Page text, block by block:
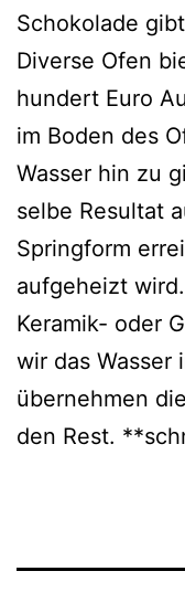
Schokolade
Diverse Ofen
hundert Euro
im Boden des
Wasser hin zu
selbe Resultat
Springform
aufgeheizt
Keramik- oder
wir das Wasser
übernehmen
den Rest.